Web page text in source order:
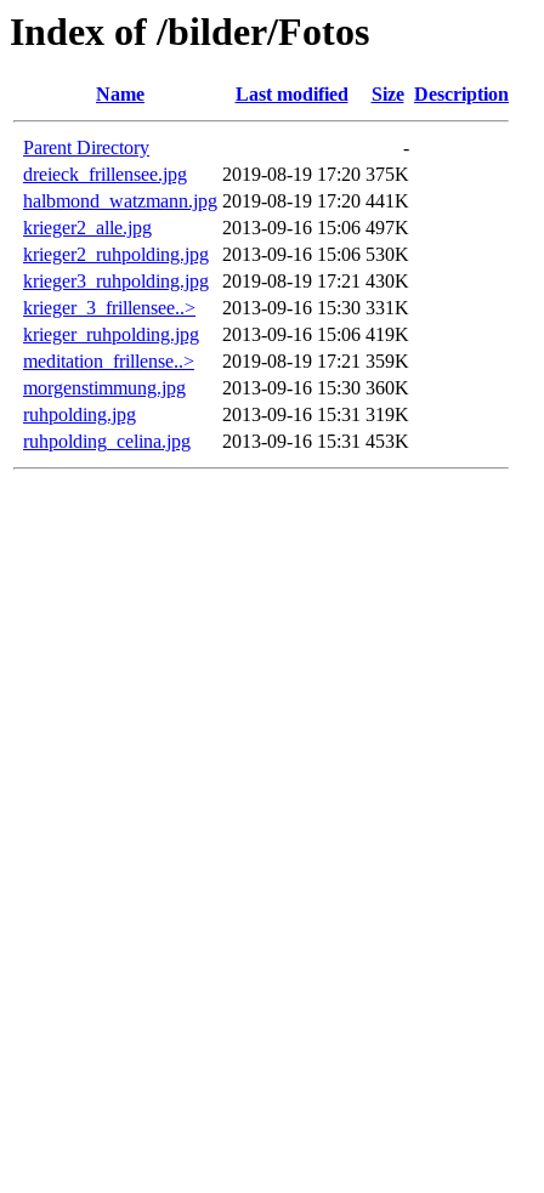
Index of /bilder/Fotos
Name Last modified Size Description
Parent Directory
-
dreieck_frillensee.jpg
2019-08-19 17:20 375K
halbmond_watzmann.jpg 2019-08-19 17:20 441K
krieger2_alle.jpg
2013-09-16 15:06 497K
krieger2_ruhpolding.jpg
2013-09-16 15:06 530K
krieger3_ruhpolding.jpg
2019-08-19 17:21 430K
krieger_3_frillensee..>
2013-09-16 15:30 331K
krieger_ruhpolding.jpg
2013-09-16 15:06 419K
meditation_frillense..>
2019-08-19 17:21 359K
morgenstimmung.jpg
2013-09-16 15:30 360K
ruhpolding.jpg
2013-09-16 15:31 319K
ruhpolding_celina.jpg
2013-09-16 15:31 453K